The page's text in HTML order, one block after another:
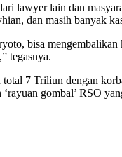
lawyer lain dan
dan masih banyak
bisa mengembalikan
tegasnya.
7 Triliun dengan
gombal’ RSO